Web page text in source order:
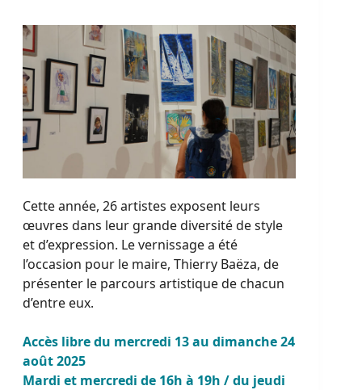
Cette année, 26 artistes exposent leurs
œuvres dans leur grande diversité de style
et d’expression. Le vernissage a été
l’occasion pour le maire, Thierry Baëza, de
présenter le parcours artistique de chacun
d’entre eux.
Accès libre du mercredi 13 au dimanche 24
août 2025
Mardi et mercredi de 16h à 19h / du jeudi